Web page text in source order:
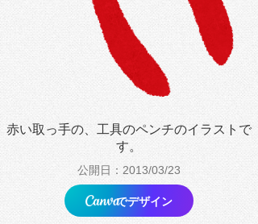
赤い取っ手の、工具のペンチのイラストで
す。
公開日：2013/03/23
でデザイン